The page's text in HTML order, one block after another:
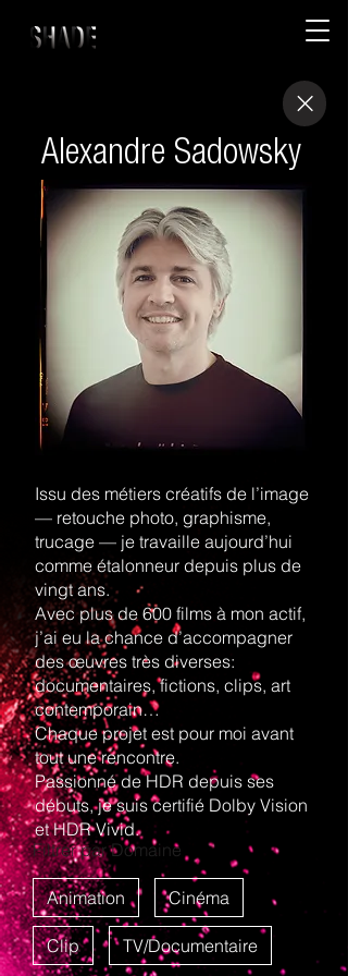
Alexandre Sadowsky
Issu des métiers créatifs de l’image
— retouche photo, graphisme,
trucage — je travaille aujourd’hui
comme étalonneur depuis plus de
vingt ans.
Avec plus de 600 films à mon actif,
j’ai eu la chance d’accompagner
des œuvres très diverses:
documentaires, fictions, clips, art
contemporain…
Chaque projet est pour moi avant
tout une rencontre.
Passionné de HDR depuis ses
débuts, je suis certifié Dolby Vision
et HDR Vivid.
Filtrer par Domaine
Animation Cinéma
Clip TV/Documentaire